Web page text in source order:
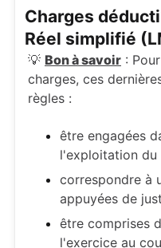
Charges
Réel simplifié
💡 Bon à savoir :
charges, ces
règles :
être engagées
l'exploitation du
correspondre à
appuyées de
être comprises
l'exercice au